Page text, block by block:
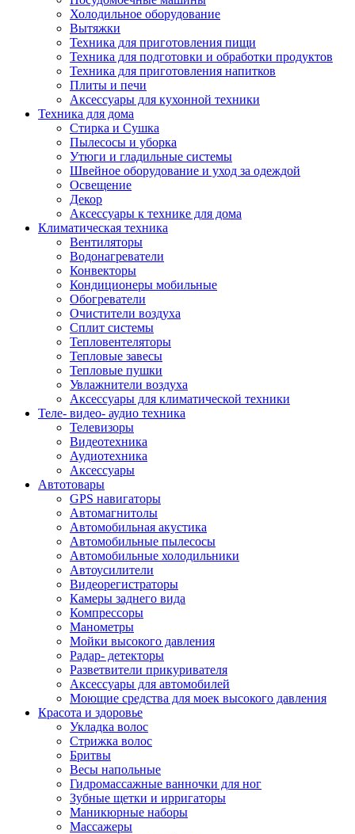
Холодильное оборудование
Вытяжки
Техника для приготовления пищи
Техника для подготовки и обработки продуктов
Техника для приготовления напитков
Плиты и печи
Аксессуары для кухонной техники
Техника для дома
Стирка и Сушка
Пылесосы и уборка
Утюги и гладильные системы
Швейное оборудование и уход за одеждой
Освещение
Декор
Аксессуары к технике для дома
Климатическая техника
Вентиляторы
Водонагреватели
Конвекторы
Кондиционеры мобильные
Обогреватели
Очистители воздуха
Сплит системы
Тепловентеляторы
Тепловые завесы
Тепловые пушки
Увлажнители воздуха
Аксессуары для климатической техники
Теле- видео- аудио техника
Телевизоры
Видеотехника
Аудиотехника
Аксессуары
Автотовары
GPS навигаторы
Автомагнитолы
Автомобильная акустика
Автомобильные пылесосы
Автомобильные холодильники
Автоусилители
Видеорегистраторы
Камеры заднего вида
Компрессоры
Манометры
Мойки высокого давления
Радар- детекторы
Разветвители прикуривателя
Аксессуары для автомобилей
Моющие средства для моек высокого давления
Красота и здоровье
Укладка волос
Стрижка волос
Бритвы
Весы напольные
Гидромассажные ванночки для ног
Зубные щетки и ирригаторы
Маникюрные наборы
Массажеры